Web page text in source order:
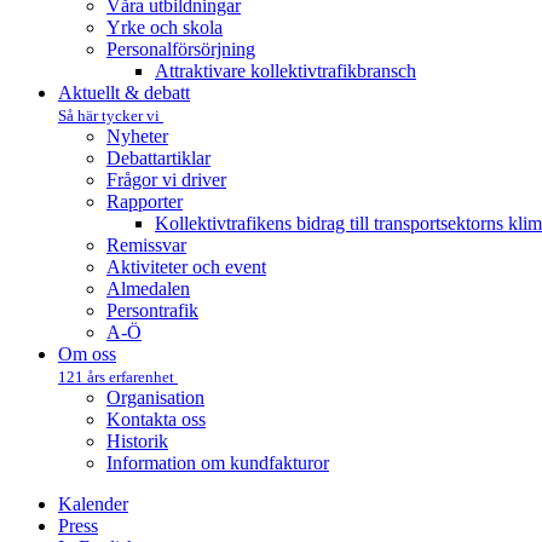
Våra utbildningar
Yrke och skola
Personalförsörjning
Attraktivare kollektivtrafik­bransch
Aktuellt & debatt
Så här tycker vi
Nyheter
Debattartiklar
Frågor vi driver
Rapporter
Kollektivtrafikens bidrag till transportsektorns
Remissvar
Aktiviteter och event
Almedalen
Persontrafik
A-Ö
Om oss
121 års erfarenhet
Organisation
Kontakta oss
Historik
Information om kundfakturor
Kalender
Press